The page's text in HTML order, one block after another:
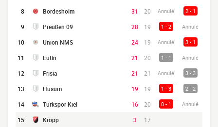
8 Bordesholm 31 20 Annulé 2 - 1
9 Preußen 09 28 19 1 - 2 Annulé
10 Union NMS 24 19 Annulé 3 - 1
11 Eutin 21 20 1 - 1 Annulé
12 Frisia 21 21 Annulé 3 - 3
13 Husum 19 19 1 - 3 2 - 2
14 Türkspor Kiel 16 20 0 - 1 Annulé
15 Kropp 3
17